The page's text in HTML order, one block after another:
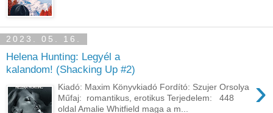
2023. 05. 16.
Helena Hunting: Legyél a
kalandom! (Shacking Up #2)
›
Kiadó: Maxim Könyvkiadó Fordító: Szujer Orsolya
Műfaj: romantikus, erotikus Terjedelem: 448
oldal Amalie ​Whitfield maga a m...